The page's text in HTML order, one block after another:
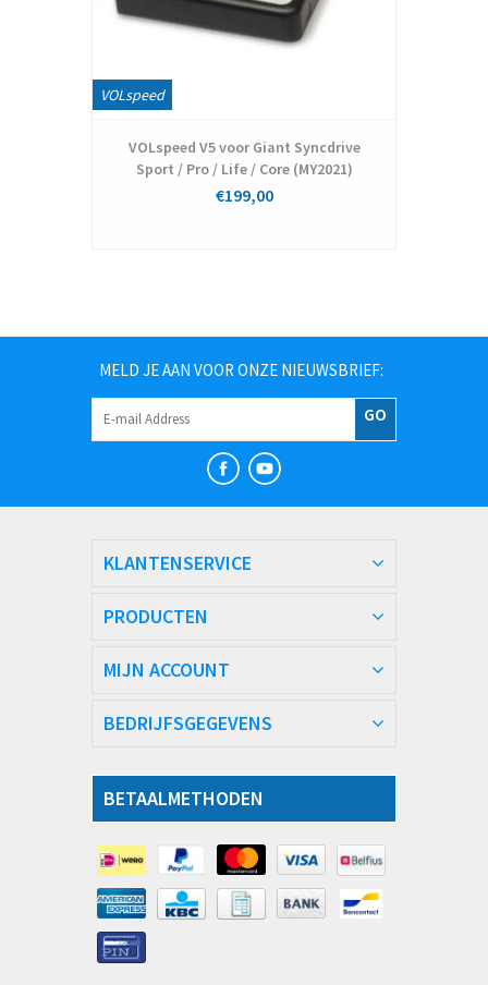
VOLspeed
VOLspeed V5 voor Giant Syncdrive
Sport / Pro / Life / Core (MY2021)
€199,00
MELD JE AAN VOOR ONZE NIEUWSBRIEF:
GO
KLANTENSERVICE
PRODUCTEN
MIJN ACCOUNT
BEDRIJFSGEGEVENS
BETAALMETHODEN